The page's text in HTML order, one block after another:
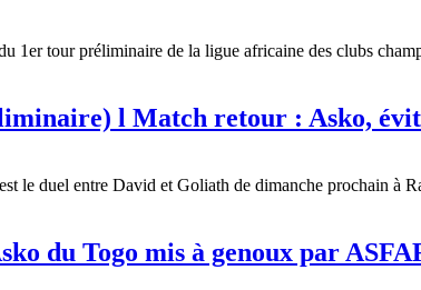
1er tour préliminaire de la ligue africaine des clubs
l Match retour : Asko,
le duel entre David et Goliath de dimanche prochain à
du Togo mis à genoux par